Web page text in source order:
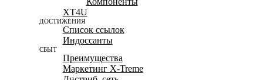
XT4U
ДОСТИЖЕНИЯ
Список ссылок
Индоссанты
СБЫТ
Преимущества
Маркетинг X-Treme